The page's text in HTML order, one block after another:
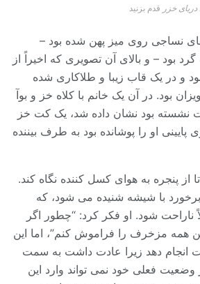
دریای خزر قدم بزنید
نساجی روی میز پهن شده بود –
بود – و بالای آن تصویری که اخیراً از
و در یک قاب زیبا و طلاکاری شده
بود. در آن یک خانم با کلاه خز و بوآ
بود نشان داده شد، یک کت خز
پایینی او را پوشانده بود به طرف بیننده
پنجره به هوای کسل کننده نگاه کند.
با شیشه شنیده می شود، که
ناراحت شود. او فکر کرد: “چطور اگر
همه مزخرف را فراموش کنم”، اما این
انجام دهد زیرا عادت داشت به سمت
فعلی خود نمی تواند وارد این